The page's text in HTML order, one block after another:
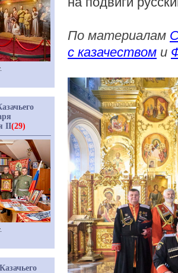
По материалам
с казачеством и
II(29)